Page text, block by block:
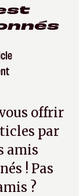
offrir
par
amis
! Pas
?